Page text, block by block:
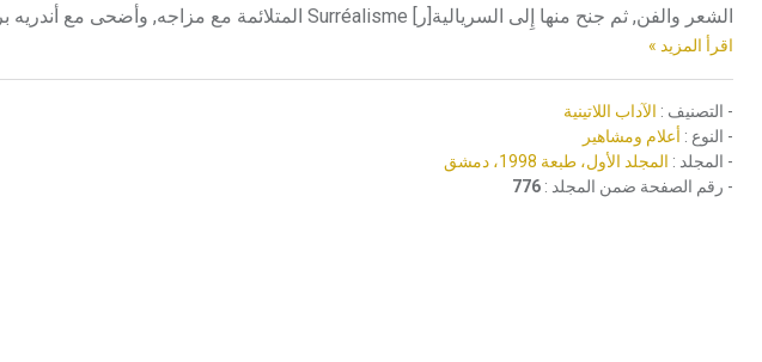
الشعر والفن, ثم جنح منها إِلى السريالية[ر] Surréalisme المتلائمة مع مزاجه, وأضحى مع أندريه بروتون[ر] André Breton أبرز نجومها الساطعة.
اقرأ المزيد »
- التصنيف : الآداب اللاتينية
- النوع : أعلام ومشاهير
- المجلد : المجلد الأول، طبعة 1998، دمشق
- رقم الصفحة ضمن المجلد : 776